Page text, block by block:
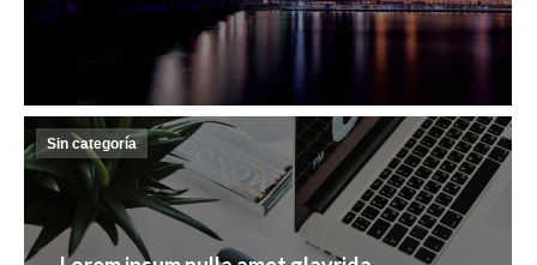
Sin categoría